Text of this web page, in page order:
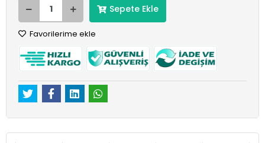
Sepete Ekle
Favorilerime ekle